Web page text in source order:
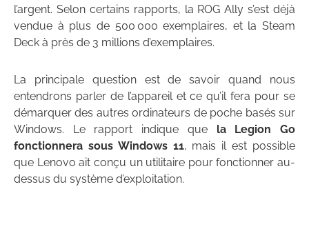
l’argent. Selon certains rapports, la ROG Ally s’est déjà
vendue à plus de 500 000 exemplaires, et la Steam
Deck à près de 3 millions d’exemplaires.
La principale question est de savoir quand nous
entendrons parler de l’appareil et ce qu’il fera pour se
démarquer des autres ordinateurs de poche basés sur
Windows. Le rapport indique que la Legion Go
fonctionnera sous Windows 11, mais il est possible
que Lenovo ait conçu un utilitaire pour fonctionner au-
dessus du système d’exploitation.